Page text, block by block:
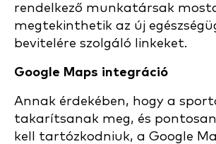
rendelkező munkatársak
megtekinthetik az új
bevitelére szolgáló linkeket.
Google Maps integráció
Annak érdekében, hogy a
takarítsanak meg, és
kell tartózkodniuk, a Google